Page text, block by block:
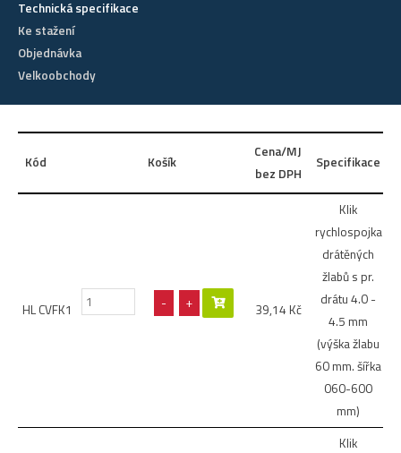
Technická specifikace
Ke stažení
Objednávka
Velkoobchody
Kód Košík
Cena/MJ
bez DPH
Specifikace
HL CVFK1 - + 39,14 Kč
Klik
rychlospojka
drátěných
žlabů s pr.
drátu 4.0 -
4.5 mm
(výška žlabu
60 mm. šířka
060-600
mm)
Klik